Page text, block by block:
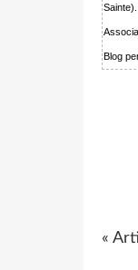
Sainte).
Blog
«